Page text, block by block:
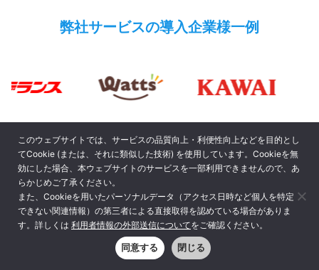
弊社サービスの導入企業様一例
さらに詳しい改善事例などを
無償公開
このウェブサイトでは、サービスの品質向上・利便性向上などを目的とし
てCookie (または、それに類似した技術) を使用しています。Cookieを無
効にした場合、本ウェブサイトのサービスを一部利用できませんので、あ
らかじめご了承ください。
また、Cookieを用いたパーソナルデータ（アクセス日時など個人を特定
できない関連情報）の第三者による直接取得を認めている場合がありま
す。詳しくは 利用者情報の外部送信についてをご確認ください。
同意する 閉じる